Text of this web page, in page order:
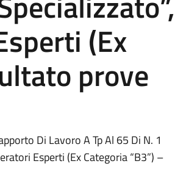
(Ex
prove
Di Lavoro A Tp Al 65 Di N. 1
Esperti (Ex Categoria “B3”) –